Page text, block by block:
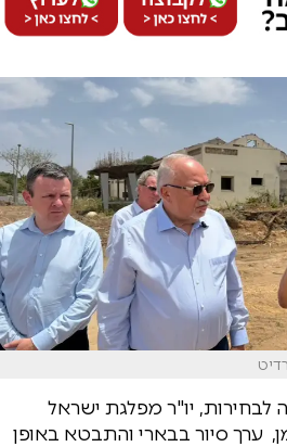
לבחירות, יו"ר מפלגת ישראל
ערך סיור בבארי והתבטא באופן